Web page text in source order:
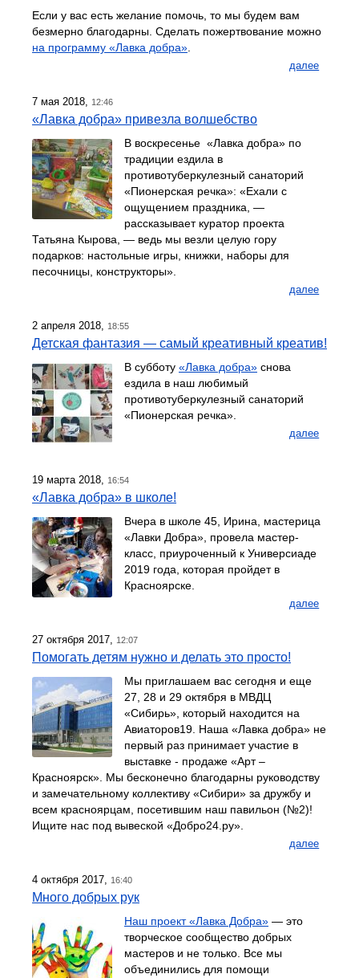
Если у вас есть желание помочь, то мы будем вам
безмерно благодарны. Сделать пожертвование можно
на программу «Лавка добра».
далее
7 мая 2018, 12:46
«Лавка добра» привезла волшебство
В воскресенье «Лавка добра» по
традиции ездила в
противотуберкулезный санаторий
«Пионерская речка»: «Ехали с
ощущением праздника, —
рассказывает куратор проекта
Татьяна Кырова, — ведь мы везли целую гору
подарков: настольные игры, книжки, наборы для
песочницы, конструкторы».
далее
2 апреля 2018, 18:55
Детская фантазия — самый креативный креатив!
В субботу «Лавка добра» снова
ездила в наш любимый
противотуберкулезный санаторий
«Пионерская речка».
далее
19 марта 2018, 16:54
«Лавка добра» в школе!
Вчера в школе 45, Ирина, мастерица
«Лавки Добра», провела мастер-
класс, приуроченный к Универсиаде
2019 года, которая пройдет в
Красноярске.
далее
27 октября 2017, 12:07
Помогать детям нужно и делать это просто!
Мы приглашаем вас сегодня и еще
27, 28 и 29 октября в МВДЦ
«Сибирь», который находится на
Авиаторов19. Наша «Лавка добра» не
первый раз принимает участие в
выставке - продаже «Арт –
Красноярск». Мы бесконечно благодарны руководству
и замечательному коллективу «Сибири» за дружбу и
всем красноярцам, посетившим наш павильон (№2)!
Ищите нас под вывеской «Добро24.ру».
далее
4 октября 2017, 16:40
Много добрых рук
Наш проект «Лавка Добра» — это
творческое сообщество добрых
мастеров и не только. Все мы
объединились для помощи